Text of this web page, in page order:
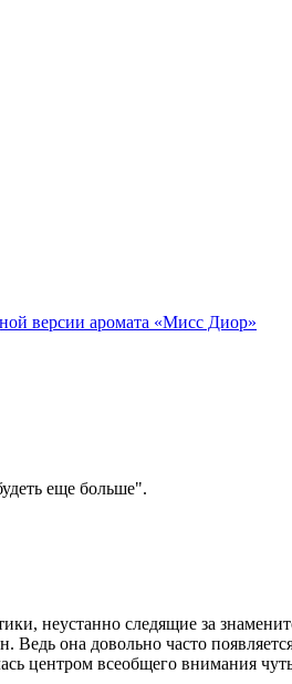
версии аромата «Мисс Диор»
еще больше".
неустанно следящие за
Ведь она довольно часто
центром всеобщего внимания